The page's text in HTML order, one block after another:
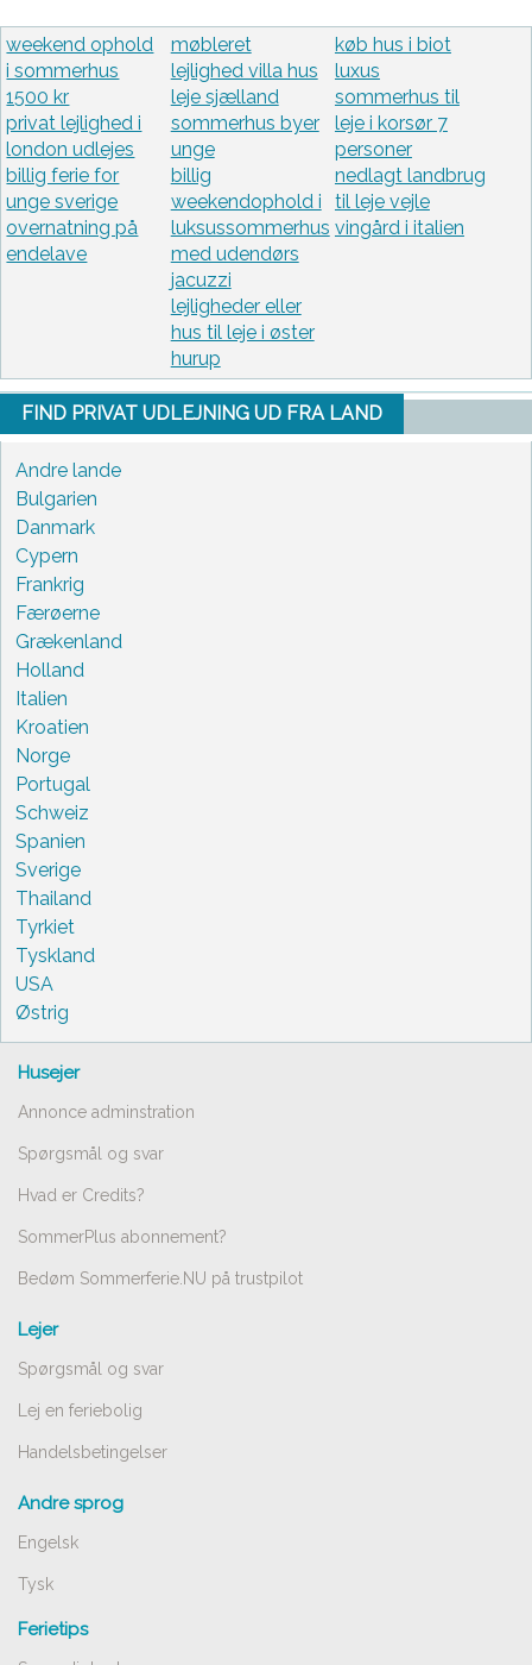
weekend ophold
i sommerhus
1500 kr
privat lejlighed i
london udlejes
billig ferie for
unge sverige
overnatning på
endelave
møbleret
lejlighed villa hus
leje sjælland
sommerhus byer
unge
billig
weekendophold i
luksussommerhus
med udendørs
jacuzzi
lejligheder eller
hus til leje i øster
hurup
køb hus i biot
luxus
sommerhus til
leje i korsør 7
personer
nedlagt landbrug
til leje vejle
vingård i italien
FIND PRIVAT UDLEJNING UD FRA LAND
Andre lande
Bulgarien
Danmark
Cypern
Frankrig
Færøerne
Grækenland
Holland
Italien
Kroatien
Norge
Portugal
Schweiz
Spanien
Sverige
Thailand
Tyrkiet
Tyskland
USA
Østrig
Husejer
Annonce adminstration
Spørgsmål og svar
Hvad er Credits?
SommerPlus abonnement?
Bedøm Sommerferie.NU på trustpilot
Lejer
Spørgsmål og svar
Lej en feriebolig
Handelsbetingelser
Andre sprog
Engelsk
Tysk
Ferietips